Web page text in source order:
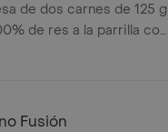
de dos carnes de 125 g
de res a la parrilla con
mozzarella, lechuga,
Fusión